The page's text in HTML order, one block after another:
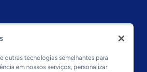
outras tecnologias semelhantes para
em nossos serviços, personalizar